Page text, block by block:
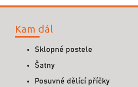
Kam dál
Sklopné postele
Šatny
Posuvné dělící příčky